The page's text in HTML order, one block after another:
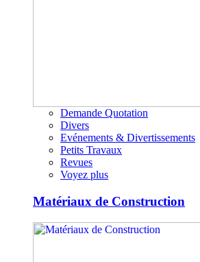
Demande Quotation
Divers
Evénements & Divertissements
Petits Travaux
Revues
Voyez plus
Matériaux de Construction